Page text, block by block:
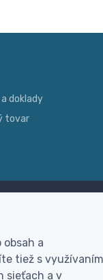
a doklady
tovar
Vyrobíme Vám vlastný
obsah a
tiež s využívaním
sieťach a v